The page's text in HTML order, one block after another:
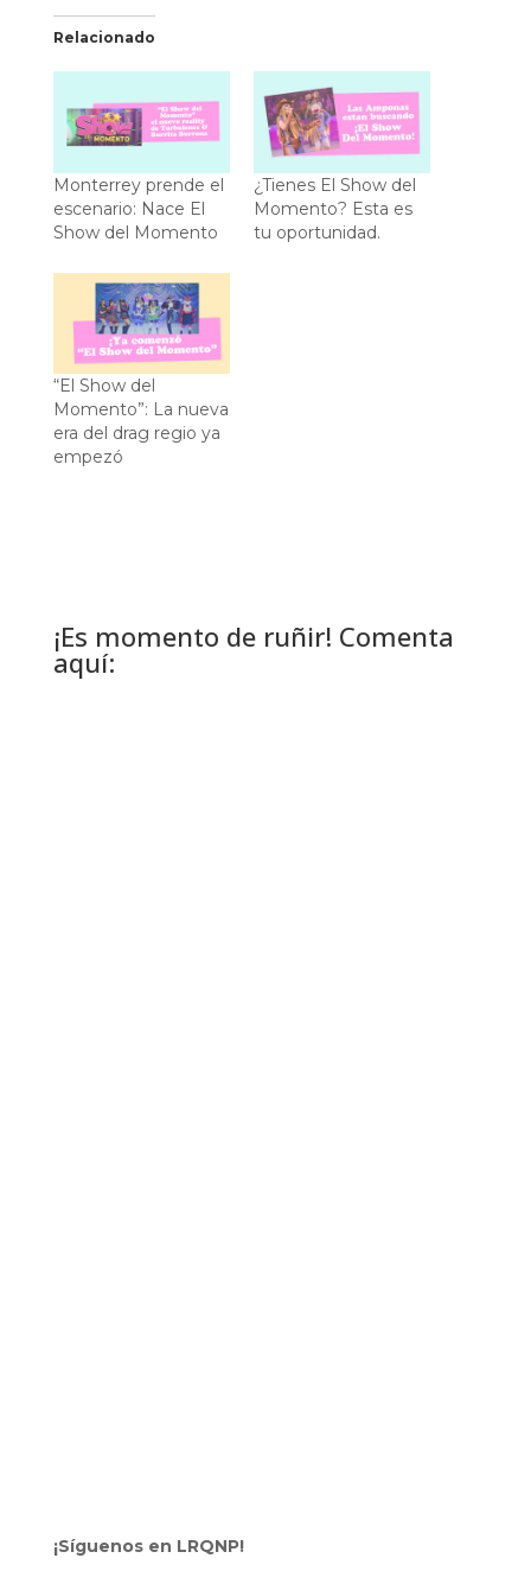
Relacionado
Monterrey prende el
escenario: Nace El
Show del Momento
¿Tienes El Show del
Momento? Esta es
tu oportunidad.
“El Show del
Momento”: La nueva
era del drag regio ya
empezó
¡Es momento de ruñir! Comenta
aquí:
¡Síguenos en LRQNP!